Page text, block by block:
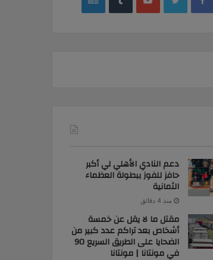
دعم النادي الأهلي لي أكبر
حافز للفوز ببطولة العظماء
الثمانية
منذ 4 دقائق
مقتل ما لا يقل عن خمسة
أشخاص بعد تراكم عدد كبير من
الضحايا على الطريق السريع 90
في مونتانا | مونتانا